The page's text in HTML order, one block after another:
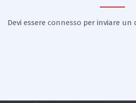
Devi essere connesso per inviare un